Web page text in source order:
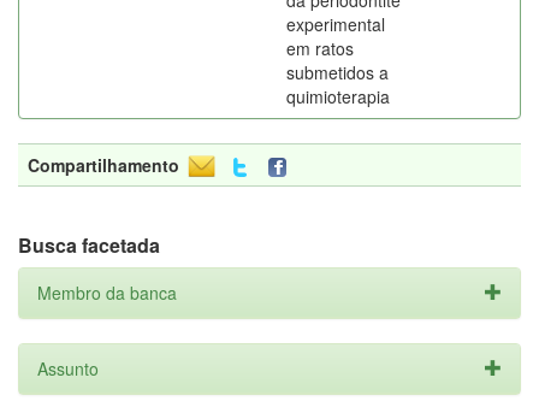
experimental
em ratos
submetidos a
quimioterapia
Compartilhamento
Busca facetada
Membro da banca
Assunto